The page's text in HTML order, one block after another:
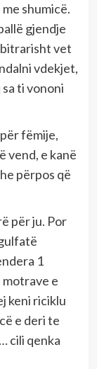
shumicë.
gjendje
vet
vdekjet,
ti vononi
fëmije,
vend, e kanë
përpos që
për ju. Por
1
e
keni riciklu
e deri te
cili qenka